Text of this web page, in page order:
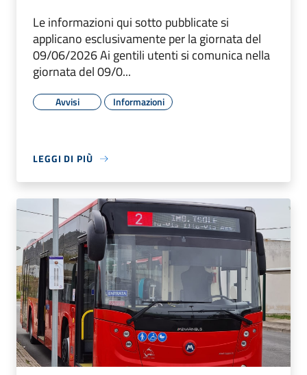
Le informazioni qui sotto pubblicate si
applicano esclusivamente per la giornata del
09/06/2026 Ai gentili utenti si comunica nella
giornata del 09/0...
Avvisi Informazioni
LEGGI DI PIÙ